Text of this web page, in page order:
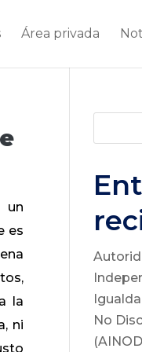
Área privada
un
es
la
ni
No